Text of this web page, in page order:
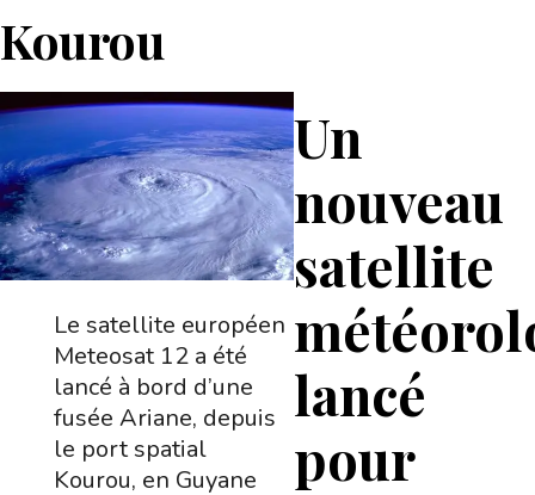
Kourou
Un
nouveau
satellite
lancé
pour
Le satellite européen
Meteosat 12 a été
lancé à bord d’une
fusée Ariane, depuis
le port spatial
Kourou, en Guyane